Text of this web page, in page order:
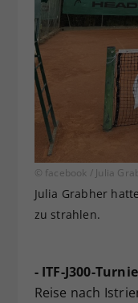
© facebook / Julia
Julia Grabher
zu strahlen.
- ITF-J300-
Reise nach